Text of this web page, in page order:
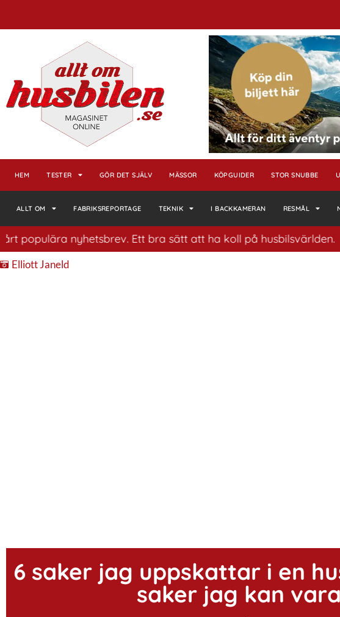
HEM TESTER GÖR DET SJÄLV MÄSSOR KÖPGUIDER STOR SNUBBE
ALLT OM FABRIKSREPORTAGE TEKNIK I BACKKAMERAN RESMÅL
nyhetsbrev. Ett bra sätt att ha koll på husbilsvärlden.
Elliott Janeld
6 saker jag uppskattar i en
saker jag kan